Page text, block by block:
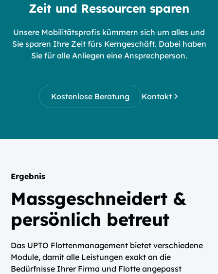
Zeit und Ressourcen sparen
Unsere Mobilitätsprofis kümmern sich um alles und
Sie sparen Ihre Zeit fürs Kerngeschäft. Dabei haben
Sie für alle Anliegen eine Ansprechperson.
Kostenlose Beratung Kontakt
Ergebnis
Massgeschneidert &
persönlich betreut
Das UPTO Flottenmanagement bietet verschiedene
Module, damit alle Leistungen exakt an die
Bedürfnisse Ihrer Firma und Flotte angepasst